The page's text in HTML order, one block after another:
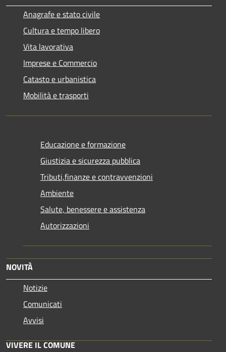
Anagrafe e stato civile
Cultura e tempo libero
Vita lavorativa
Imprese e Commercio
Catasto e urbanistica
Mobilità e trasporti
Educazione e formazione
Giustizia e sicurezza pubblica
Tributi,finanze e contravvenzioni
Ambiente
Salute, benessere e assistenza
Autorizzazioni
NOVITÀ
Notizie
Comunicati
Avvisi
VIVERE IL COMUNE